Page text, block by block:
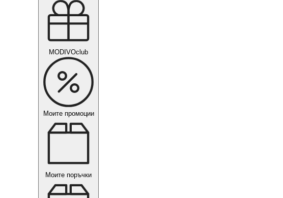
MODIVOclub
Моите промоции
Моите поръчки